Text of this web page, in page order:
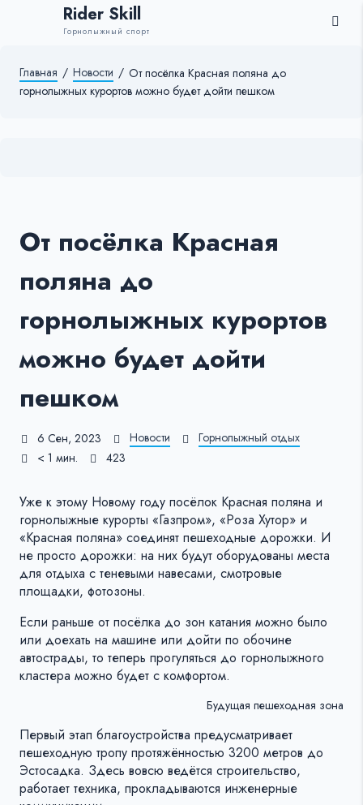
Rider Skill
Горнолыжный спорт
Главная / Новости / От посёлка Красная поляна до
горнолыжных курортов можно будет дойти пешком
От посёлка Красная
поляна до
горнолыжных курортов
можно будет дойти
пешком
6 Сен, 2023 Новости
Горнолыжный отдых
< 1 мин.
423
Уже к этому Новому году посёлок Красная поляна и
горнолыжные курорты «Газпром», «Роза Хутор» и
«Красная поляна» соединят пешеходные дорожки. И
не просто дорожки: на них будут оборудованы места
для отдыха с теневыми навесами, смотровые
площадки, фотозоны.
Если раньше от посёлка до зон катания можно было
или доехать на машине или дойти по обочине
автострады, то теперь прогуляться до горнолыжного
кластера можно будет с комфортом.
Будущая пешеходная зона
Первый этап благоустройства предусматривает
пешеходную тропу протяжённостью 3200 метров до
Эстосадка. Здесь вовсю ведётся строительство,
работает техника, прокладываются инженерные